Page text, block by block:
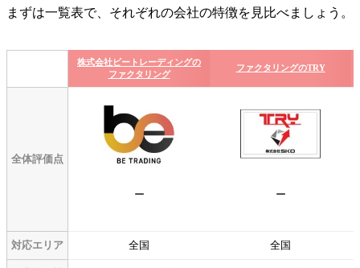
まずは一覧表で、それぞれの会社の特徴を見比べましょう。
株式会社ビートレーディングの
ファクタリング
ファクタリングのTRY
全体評価点
ー ー
対応エリア 全国 全国